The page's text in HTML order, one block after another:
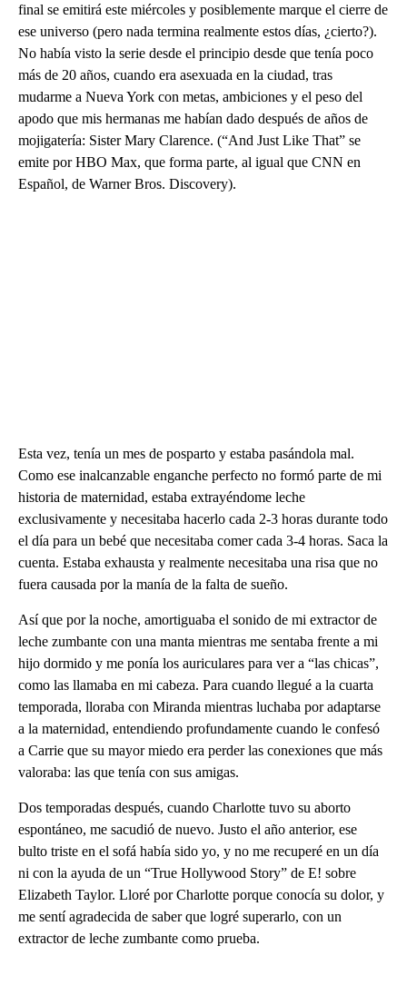
final se emitirá este miércoles y posiblemente marque el cierre de
ese universo (pero nada termina realmente estos días, ¿cierto?).
No había visto la serie desde el principio desde que tenía poco
más de 20 años, cuando era asexuada en la ciudad, tras
mudarme a Nueva York con metas, ambiciones y el peso del
apodo que mis hermanas me habían dado después de años de
mojigatería: Sister Mary Clarence. (“And Just Like That” se
emite por HBO Max, que forma parte, al igual que CNN en
Español, de Warner Bros. Discovery).
Esta vez, tenía un mes de posparto y estaba pasándola mal.
Como ese inalcanzable enganche perfecto no formó parte de mi
historia de maternidad, estaba extrayéndome leche
exclusivamente y necesitaba hacerlo cada 2-3 horas durante todo
el día para un bebé que necesitaba comer cada 3-4 horas. Saca la
cuenta. Estaba exhausta y realmente necesitaba una risa que no
fuera causada por la manía de la falta de sueño.
Así que por la noche, amortiguaba el sonido de mi extractor de
leche zumbante con una manta mientras me sentaba frente a mi
hijo dormido y me ponía los auriculares para ver a “las chicas”,
como las llamaba en mi cabeza. Para cuando llegué a la cuarta
temporada, lloraba con Miranda mientras luchaba por adaptarse
a la maternidad, entendiendo profundamente cuando le confesó
a Carrie que su mayor miedo era perder las conexiones que más
valoraba: las que tenía con sus amigas.
Dos temporadas después, cuando Charlotte tuvo su aborto
espontáneo, me sacudió de nuevo. Justo el año anterior, ese
bulto triste en el sofá había sido yo, y no me recuperé en un día
ni con la ayuda de un “True Hollywood Story” de E! sobre
Elizabeth Taylor. Lloré por Charlotte porque conocía su dolor, y
me sentí agradecida de saber que logré superarlo, con un
extractor de leche zumbante como prueba.